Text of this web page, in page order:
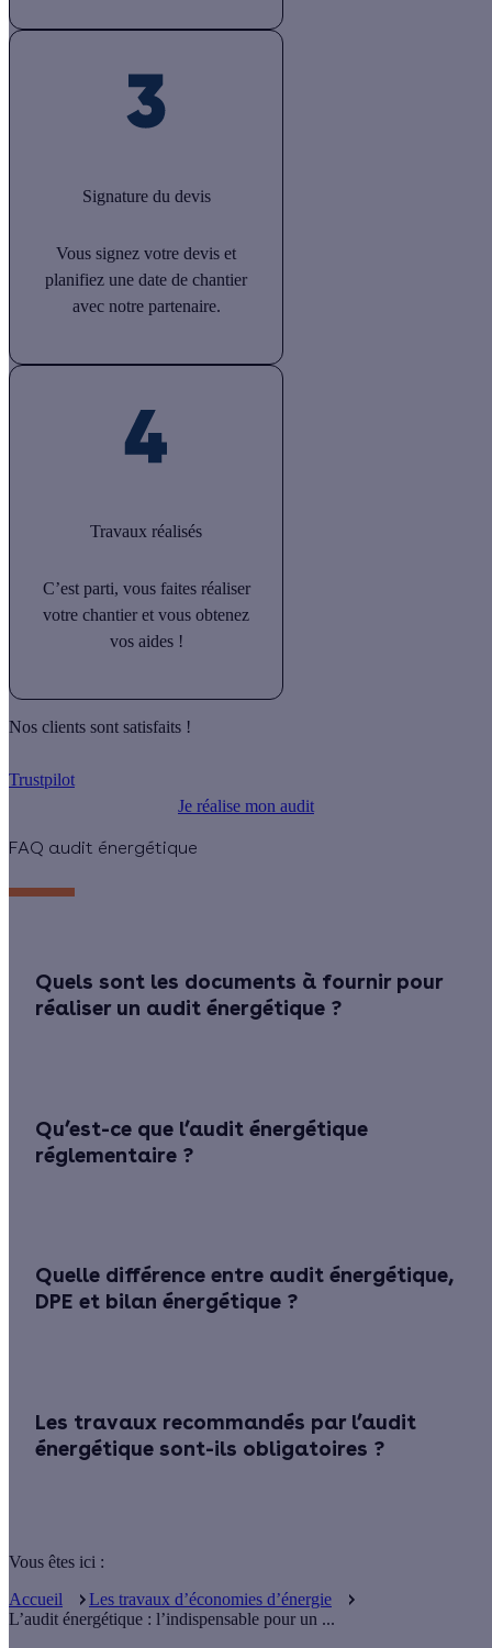
Signature du devis
Vous signez votre devis et
planifiez une date de chantier
avec notre partenaire.
Travaux réalisés
C’est parti, vous faites réaliser
votre chantier et vous obtenez
vos aides !
Nos clients sont satisfaits !
Trustpilot
Je réalise mon audit
FAQ audit énergétique
Quels sont les documents à fournir pour
réaliser un audit énergétique ?
Qu’est-ce que l’audit énergétique
réglementaire ?
Quelle différence entre audit énergétique,
DPE et bilan énergétique ?
Les travaux recommandés par l’audit
énergétique sont-ils obligatoires ?
Vous êtes ici :
Accueil
Les travaux d’économies d’énergie
L’audit énergétique : l’indispensable pour un ...